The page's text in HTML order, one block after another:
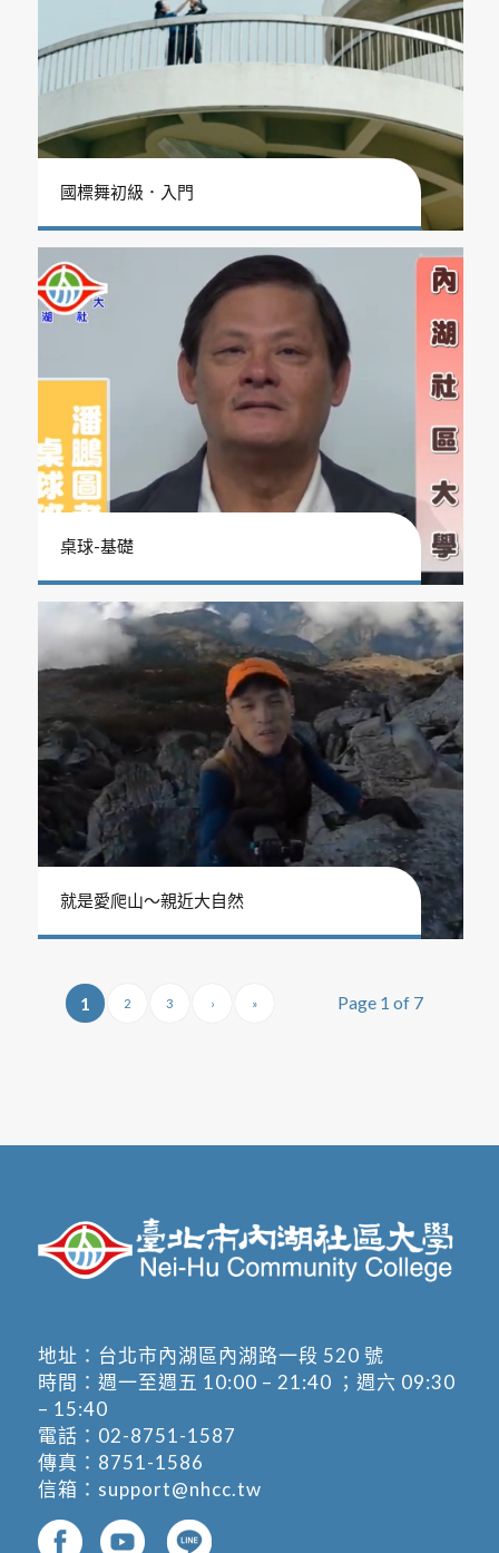
國標舞初級．入門
桌球-基礎
就是愛爬山～親近大自然
Page 1 of 7
1 2 3 › »
地址： 台北市內湖區內湖路一段 520 號
時間：週一至週五 10:00 – 21:40 ；週六 09:30
– 15:40
電話： 02-8751-1587
傳真：8751-1586
信箱： support@nhcc.tw